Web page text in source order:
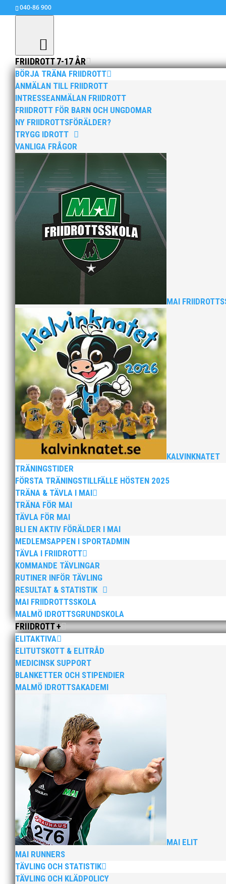
040-86 900
FRIIDROTT 7-17 ÅR
BÖRJA TRÄNA FRIIDROTT
ANMÄLAN TILL FRIIDROTT
INTRESSEANMÄLAN FRIIDROTT
FRIIDROTT FÖR BARN OCH UNGDOMAR
NY FRIIDROTTSFÖRÄLDER?
TRYGG IDROTT
VANLIGA FRÅGOR
MAI
KALVINKNATET
TRÄNINGSTIDER
FÖRSTA TRÄNINGSTILLFÄLLE HÖSTEN 2025
TRÄNA & TÄVLA I MAI
TRÄNA FÖR MAI
TÄVLA FÖR MAI
BLI EN AKTIV FÖRÄLDER I MAI
MEDLEMSAPPEN I SPORTADMIN
TÄVLA I FRIIDROTT
KOMMANDE TÄVLINGAR
RUTINER INFÖR TÄVLING
RESULTAT & STATISTIK
MAI FRIIDROTTSSKOLA
MALMÖ IDROTTSGRUNDSKOLA
FRIIDROTT +
ELITAKTIVA
ELITUTSKOTT & ELITRÅD
MEDICINSK SUPPORT
BLANKETTER OCH STIPENDIER
MALMÖ IDROTTSAKADEMI
MAI ELIT
MAI RUNNERS
TÄVLING OCH STATISTIK
TÄVLING OCH KLÄDPOLICY
Kraftmätning
maj 28, 2012|
MAI är klara för final i Kraftmätningen, en
MAI:s killar på första plats och tjejerna på
Finalen i Kräftmätningen äger rum i
samband med Finnkampen!
Flera av våra MAI:are gjorde även
Grattis till fina prestationer!
Fler bilder, klicka här!
Bilder från Stafett-SM 2026. Foto: Thomas
Anders Hallström, 55, blir ny klubbchef i MAI. Han
hockeyn i Trelleborg och fotbollen i Höllviken
Efter att årsmötet avslutats följde en kväll med
möjliggjorde och generöst finansierade denna del
2025 innebar något av ett internationellt
elva på VM ute i somras. Och en stark tro på
När Friidrottssverige samlades för fest gick en av
och bland annat fanns ordförande Fredrik Wennolf